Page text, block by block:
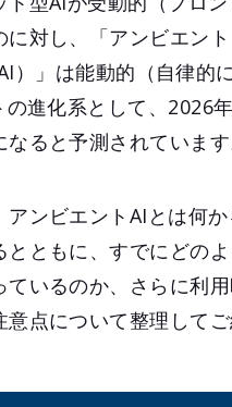
対し、「アンビエント
）」は能動的（自律的
進化系として、2026
なると予測されています
アンビエントAIとは何か
とともに、すでにどの
ているのか、さらに利用
意点について整理して